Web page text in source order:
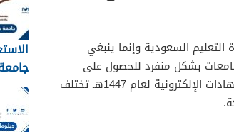
السعودية وإنما ينبغي
بشكل منفرد للحصول على
الشهادة الإلكترونية، وهذا يعني أن طريقة استخراج الشهادات الإلكترونية لعام 1447هـ تختلف
1448